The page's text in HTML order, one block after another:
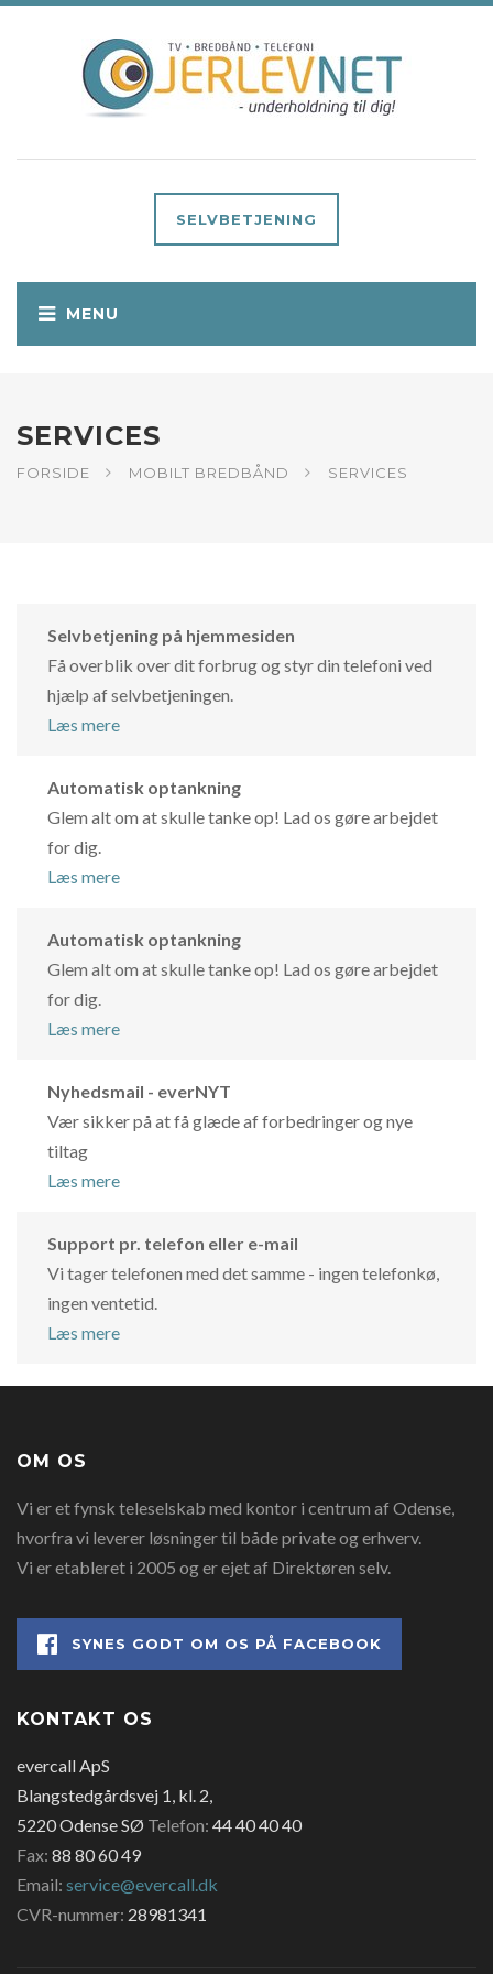
SELVBETJENING
SERVICES
FORSIDE MOBILT BREDBÅND SERVICES
Selvbetjening på hjemmesiden
Få overblik over dit forbrug og styr din telefoni ved
hjælp af selvbetjeningen.
Læs mere
Automatisk optankning
Glem alt om at skulle tanke op! Lad os gøre arbejdet
for dig.
Læs mere
Automatisk optankning
Glem alt om at skulle tanke op! Lad os gøre arbejdet
for dig.
Læs mere
Nyhedsmail - everNYT
Vær sikker på at få glæde af forbedringer og nye
tiltag
Læs mere
Support pr. telefon eller e-mail
Vi tager telefonen med det samme - ingen telefonkø,
ingen ventetid.
Læs mere
OM OS
Vi er et fynsk teleselskab med kontor i centrum af Odense,
hvorfra vi leverer løsninger til både private og erhverv.
Vi er etableret i 2005 og er ejet af Direktøren selv.
SYNES GODT OM OS PÅ FACEBOOK
KONTAKT OS
evercall ApS
Blangstedgårdsvej 1, kl. 2,
5220 Odense SØ Telefon: 44 40 40 40
Fax: 88 80 60 49
Email: service@evercall.dk
CVR-nummer: 28981341